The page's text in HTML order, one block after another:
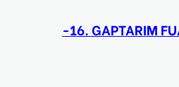
-16. GAPTARIM